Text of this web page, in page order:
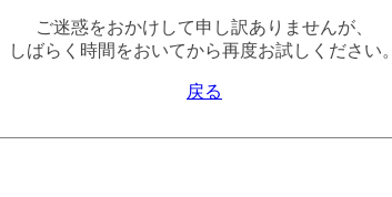
ご迷惑をおかけして申し訳ありませんが、
しばらく時間をおいてから再度お試しください。
戻る